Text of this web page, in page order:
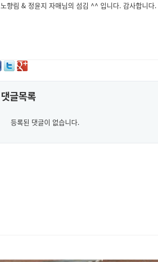
노향림 & 정윤지 자매님의 섬김 ^^ 입니다. 감사합니다.
댓글목록
등록된 댓글이 없습니다.